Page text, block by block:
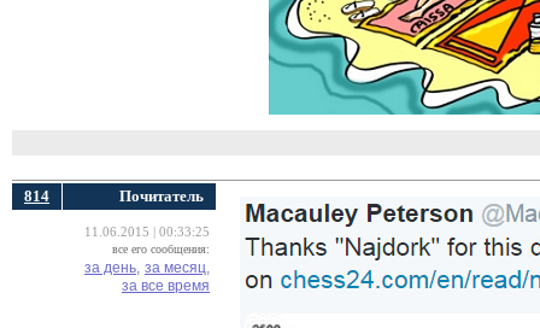
814 Почитатель
11.06.2015 | 00:33:25
все его сообщения:
за день, за месяц,
за все время